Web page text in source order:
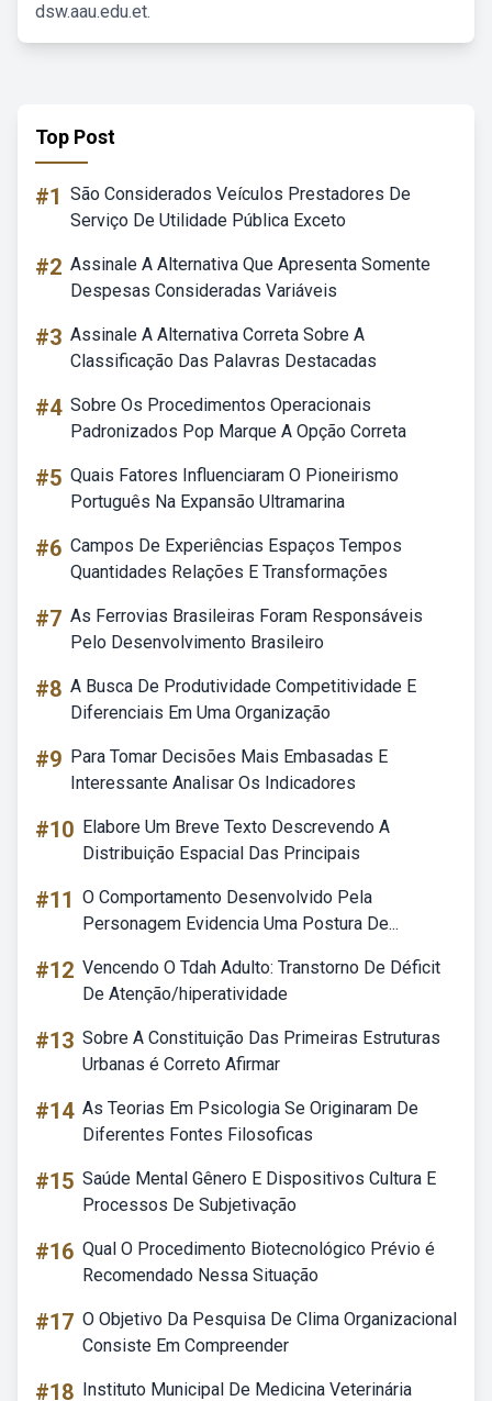
dsw.aau.edu.et.
Top Post
#1 São Considerados Veículos Prestadores De
Serviço De Utilidade Pública Exceto
#2 Assinale A Alternativa Que Apresenta Somente
Despesas Consideradas Variáveis
#3 Assinale A Alternativa Correta Sobre A
Classificação Das Palavras Destacadas
#4 Sobre Os Procedimentos Operacionais
Padronizados Pop Marque A Opção Correta
#5 Quais Fatores Influenciaram O Pioneirismo
Português Na Expansão Ultramarina
#6 Campos De Experiências Espaços Tempos
Quantidades Relações E Transformações
#7 As Ferrovias Brasileiras Foram Responsáveis
Pelo Desenvolvimento Brasileiro
#8 A Busca De Produtividade Competitividade E
Diferenciais Em Uma Organização
#9 Para Tomar Decisões Mais Embasadas E
Interessante Analisar Os Indicadores
#10 Elabore Um Breve Texto Descrevendo A
Distribuição Espacial Das Principais
#11 O Comportamento Desenvolvido Pela
Personagem Evidencia Uma Postura De...
#12 Vencendo O Tdah Adulto: Transtorno De Déficit
De Atenção/hiperatividade
#13 Sobre A Constituição Das Primeiras Estruturas
Urbanas é Correto Afirmar
#14 As Teorias Em Psicologia Se Originaram De
Diferentes Fontes Filosoficas
#15 Saúde Mental Gênero E Dispositivos Cultura E
Processos De Subjetivação
#16 Qual O Procedimento Biotecnológico Prévio é
Recomendado Nessa Situação
#17 O Objetivo Da Pesquisa De Clima Organizacional
Consiste Em Compreender
#18 Instituto Municipal De Medicina Veterinária